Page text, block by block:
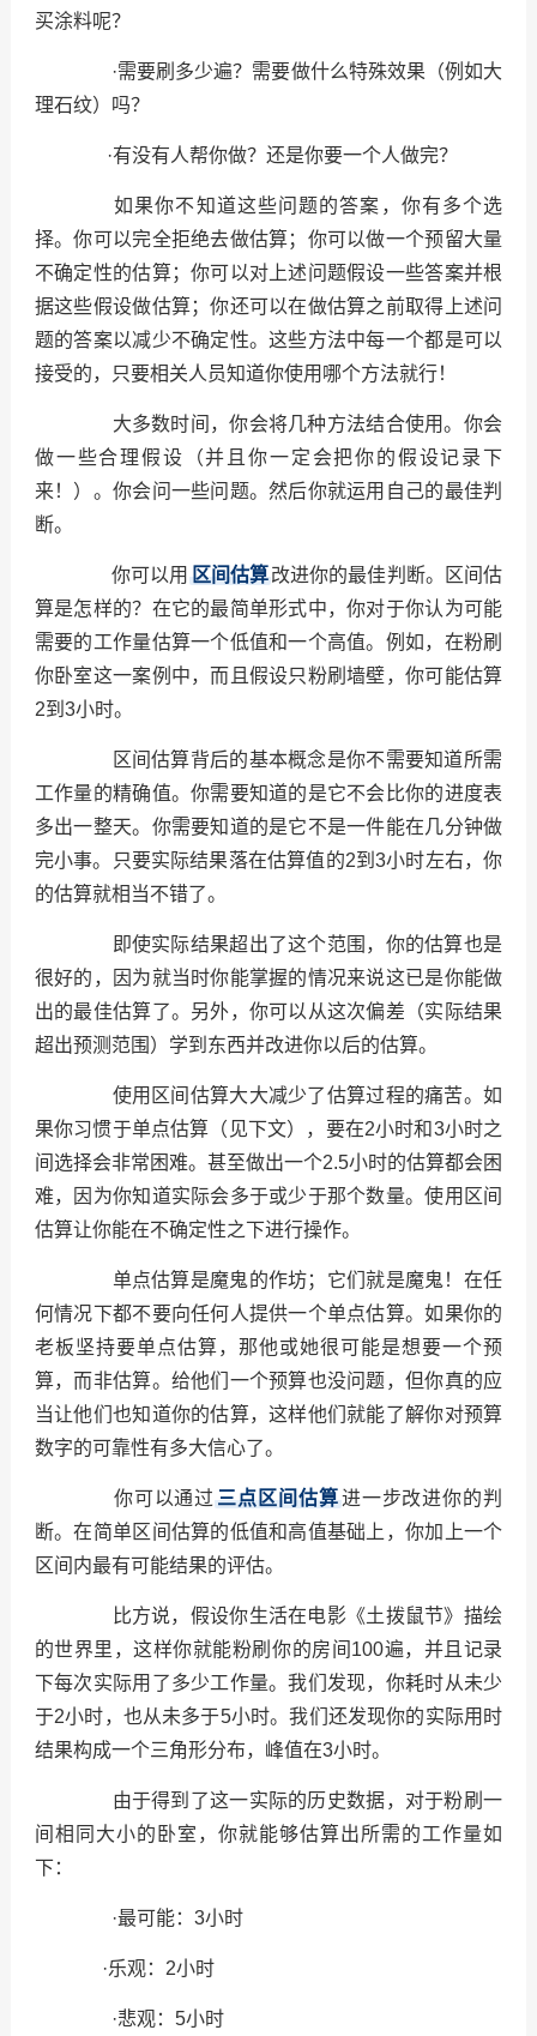
买涂料呢？
·需要刷多少遍？需要做什么特殊效果（例如大
理石纹）吗？
·有没有人帮你做？还是你要一个人做完？
如果你不知道这些问题的答案，你有多个选
择。你可以完全拒绝去做估算；你可以做一个预留大量
不确定性的估算；你可以对上述问题假设一些答案并根
据这些假设做估算；你还可以在做估算之前取得上述问
题的答案以减少不确定性。这些方法中每一个都是可以
接受的，只要相关人员知道你使用哪个方法就行！
大多数时间，你会将几种方法结合使用。你会
做一些合理假设（并且你一定会把你的假设记录下
来！）。你会问一些问题。然后你就运用自己的最佳判
断。
你可以用 区间估算改进你的最佳判断。区间估
算是怎样的？在它的最简单形式中，你对于你认为可能
需要的工作量估算一个低值和一个高值。例如，在粉刷
你卧室这一案例中，而且假设只粉刷墙壁，你可能估算
2到3小时。
区间估算背后的基本概念是你不需要知道所需
工作量的精确值。你需要知道的是它不会比你的进度表
多出一整天。你需要知道的是它不是一件能在几分钟做
完小事。只要实际结果落在估算值的2到3小时左右，你
的估算就相当不错了。
即使实际结果超出了这个范围，你的估算也是
很好的，因为就当时你能掌握的情况来说这已是你能做
出的最佳估算了。另外，你可以从这次偏差（实际结果
超出预测范围）学到东西并改进你以后的估算。
使用区间估算大大减少了估算过程的痛苦。如
果你习惯于单点估算（见下文），要在2小时和3小时之
间选择会非常困难。甚至做出一个2.5小时的估算都会困
难，因为你知道实际会多于或少于那个数量。使用区间
估算让你能在不确定性之下进行操作。
单点估算是魔鬼的作坊；它们就是魔鬼！在任
何情况下都不要向任何人提供一个单点估算。如果你的
老板坚持要单点估算，那他或她很可能是想要一个预
算，而非估算。给他们一个预算也没问题，但你真的应
当让他们也知道你的估算，这样他们就能了解你对预算
数字的可靠性有多大信心了。
你可以通过三点区间估算进一步改进你的判
断。在简单区间估算的低值和高值基础上，你加上一个
区间内最有可能结果的评估。
比方说，假设你生活在电影《土拨鼠节》描绘
的世界里，这样你就能粉刷你的房间100遍，并且记录
下每次实际用了多少工作量。我们发现，你耗时从未少
于2小时，也从未多于5小时。我们还发现你的实际用时
结果构成一个三角形分布，峰值在3小时。
由于得到了这一实际的历史数据，对于粉刷一
间相同大小的卧室，你就能够估算出所需的工作量如
下：
·最可能：3小时
·乐观：2小时
·悲观：5小时